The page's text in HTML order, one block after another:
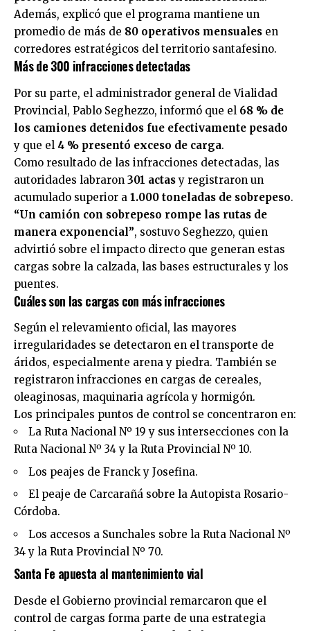
Además, explicó que el programa mantiene un
promedio de más de 80 operativos mensuales en
corredores estratégicos del territorio santafesino.
Más de 300 infracciones detectadas
Por su parte, el administrador general de Vialidad
Provincial, Pablo Seghezzo, informó que el 68 % de
los camiones detenidos fue efectivamente pesado
y que el 4 % presentó exceso de carga.
Como resultado de las infracciones detectadas, las
autoridades labraron 301 actasy registraron un
acumulado superior a 1.000 toneladas de sobrepeso.
“Un camión con sobrepeso rompe las rutas de
manera exponencial”, sostuvo Seghezzo, quien
advirtió sobre el impacto directo que generan estas
cargas sobre la calzada, las bases estructurales y los
puentes.
Cuáles son las cargas con más infracciones
Según el relevamiento oficial, las mayores
irregularidades se detectaron en el transporte de
áridos, especialmente arena y piedra. También se
registraron infracciones en cargas de cereales,
oleaginosas, maquinaria agrícola y hormigón.
Los principales puntos de control se concentraron en:
La Ruta Nacional Nº 19 y sus intersecciones con la
Ruta Nacional Nº 34 y la Ruta Provincial Nº 10.
Los peajes de Franck y Josefina.
El peaje de Carcarañá sobre la Autopista Rosario-
Córdoba.
Los accesos a Sunchales sobre la Ruta Nacional Nº
34 y la Ruta Provincial Nº 70.
Santa Fe apuesta al mantenimiento vial
Desde el Gobierno provincial remarcaron que el
control de cargas forma parte de una estrategia